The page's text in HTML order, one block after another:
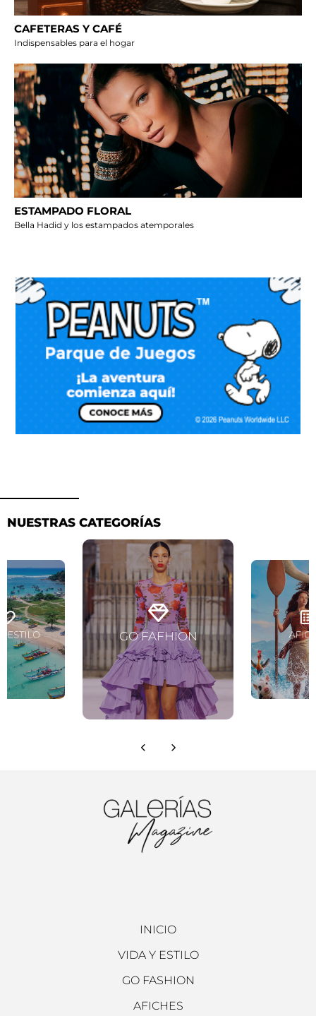
CAFETERAS Y CAFÉ
Indispensables para el hogar
ESTAMPADO FLORAL
Bella Hadid y los estampados atemporales
NUESTRAS CATEGORÍAS
ESTILO GO FAFHION
Ver artículos Ver
INICIO
VIDA Y ESTILO
GO FASHION
AFICHES